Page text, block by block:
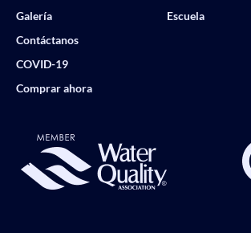
Galería
Contáctanos
COVID-19
Comprar ahora
Escuela